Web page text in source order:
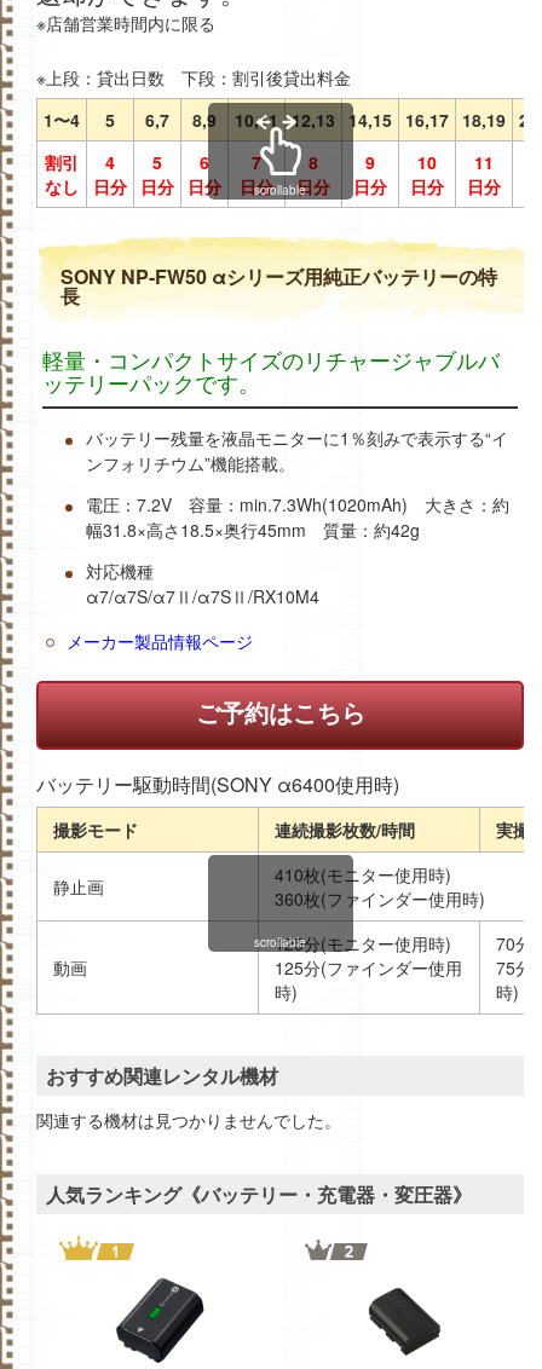
※店舗営業時間内に限る
※上段：貸出日数 下段：割引後貸出料金
1〜4
5 6,7 8,9 10,11 12,13 14,15 16,17 18,19
割引
なし
4
日分
5
日分
6
日分
7
日分
8
日分
9
日分
10
日分
11
日分
scrollable
SONY NP-FW50 αシリーズ用純正バッテリーの特
長
軽量・コンパクトサイズのリチャージャブルバ
ッテリーパックです。
バッテリー残量を液晶モニターに1％刻みで表示する“イ
ンフォリチウム”機能搭載。
電圧：7.2V 容量：min.7.3Wh(1020mAh) 大きさ：約
幅31.8×高さ18.5×奥行45mm 質量：約42g
対応機種
α7/α7S/α7Ⅱ/α7SⅡ/RX10M4
メーカー製品情報ページ
ご予約はこちら
バッテリー駆動時間(SONY α6400使用時)
撮影モード 連続撮影枚数/時間 実撮
静止画
410枚(モニター使用時)
360枚(ファインダー使用時)
動画
125分(モニター使用時)
125分(ファインダー使用
時)
70分
75分
時)
scrollable
おすすめ関連レンタル機材
関連する機材は見つかりませんでした。
人気ランキング《バッテリー・充電器・変圧器》